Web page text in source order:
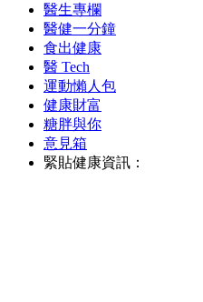
醫生專欄
醫健一分鐘
食出健康
醫 Tech
運動懶人包
健康財富
糖胖與你
意見箱
緊貼健康資訊：